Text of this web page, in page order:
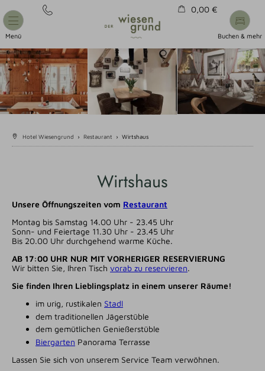
Menü Buchen & mehr
0,00 €
Warenkorb ist leer
Hotel Wiesengrund › Restaurant › Wirtshaus
Wirtshaus
Unsere Öffnungszeiten vom Restaurant
Montag bis Samstag 14.00 Uhr - 23.45 Uhr
Sonn- und Feiertage 11.30 Uhr - 23.45 Uhr
Bis 20.00 Uhr durchgehend warme Küche.
AB 17:00 UHR NUR MIT VORHERIGER RESERVIERUNG
Wir bitten Sie, Ihren Tisch vorab zu reservieren.
Sie finden Ihren Lieblingsplatz in einem unserer Räume!
im urig, rustikalen Stadl
dem traditionellen Jägerstüble
dem gemütlichen Genießerstüble
Biergarten Panorama Terrasse
Lassen Sie sich von unserem Service Team verwöhnen.